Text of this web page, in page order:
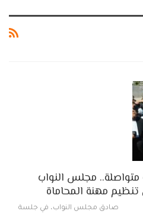
مجلس النواب
مهنة المحاماة
صادق مجلس النواب، في جلسة